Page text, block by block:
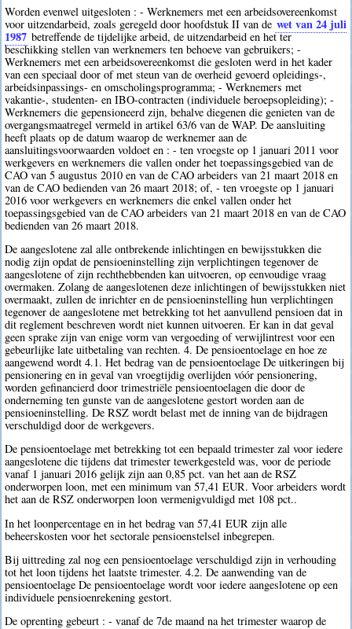
Worden evenwel uitgesloten : - Werknemers met een arbeidsovereenkomst
voor uitzendarbeid, zoals geregeld door hoofdstuk II van de wet van 24 juli
1987 betreffende de tijdelijke arbeid, de uitzendarbeid en het ter
beschikking stellen van werknemers ten behoeve van gebruikers; -
Werknemers met een arbeidsovereenkomst die gesloten werd in het kader
van een speciaal door of met steun van de overheid gevoerd opleidings-,
arbeidsinpassings- en omscholingsprogramma; - Werknemers met
vakantie-, studenten- en IBO-contracten (individuele beroepsopleiding); -
Werknemers die gepensioneerd zijn, behalve diegenen die genieten van de
overgangsmaatregel vermeld in artikel 63/6 van de WAP. De aansluiting
heeft plaats op de datum waarop de werknemer aan de
aansluitingsvoorwaarden voldoet en : - ten vroegste op 1 januari 2011 voor
werkgevers en werknemers die vallen onder het toepassingsgebied van de
CAO van 5 augustus 2010 en van de CAO arbeiders van 21 maart 2018 en
van de CAO bedienden van 26 maart 2018; of, - ten vroegste op 1 januari
2016 voor werkgevers en werknemers die enkel vallen onder het
toepassingsgebied van de CAO arbeiders van 21 maart 2018 en van de CAO
bedienden van 26 maart 2018.
De aangeslotene zal alle ontbrekende inlichtingen en bewijsstukken die
nodig zijn opdat de pensioeninstelling zijn verplichtingen tegenover de
aangeslotene of zijn rechthebbenden kan uitvoeren, op eenvoudige vraag
overmaken. Zolang de aangeslotenen deze inlichtingen of bewijsstukken niet
overmaakt, zullen de inrichter en de pensioeninstelling hun verplichtingen
tegenover de aangeslotene met betrekking tot het aanvullend pensioen dat in
dit reglement beschreven wordt niet kunnen uitvoeren. Er kan in dat geval
geen sprake zijn van enige vorm van vergoeding of verwijlintrest voor een
gebeurlijke late uitbetaling van rechten. 4. De pensioentoelage en hoe ze
aangewend wordt 4.1. Het bedrag van de pensioentoelage De uitkeringen bij
pensionering en in geval van vroegtijdig overlijden vóór pensionering,
worden gefinancierd door trimestriële pensioentoelagen die door de
onderneming ten gunste van de aangeslotene gestort worden aan de
pensioeninstelling. De RSZ wordt belast met de inning van de bijdragen
verschuldigd door de werkgevers.
De pensioentoelage met betrekking tot een bepaald trimester zal voor iedere
aangeslotene die tijdens dat trimester tewerkgesteld was, voor de periode
vanaf 1 januari 2016 gelijk zijn aan 0,85 pct. van het aan de RSZ
onderworpen loon, met een minimum van 57,41 EUR. Voor arbeiders wordt
het aan de RSZ onderworpen loon vermenigvuldigd met 108 pct..
In het loonpercentage en in het bedrag van 57,41 EUR zijn alle
beheerskosten voor het sectorale pensioenstelsel inbegrepen.
Bij uittreding zal nog een pensioentoelage verschuldigd zijn in verhouding
tot het loon tijdens het laatste trimester. 4.2. De aanwending van de
pensioentoelage De pensioentoelage wordt voor iedere aangeslotene op een
individuele pensioenrekening gestort.
De oprenting gebeurt : - vanaf de 7de maand na het trimester waarop de